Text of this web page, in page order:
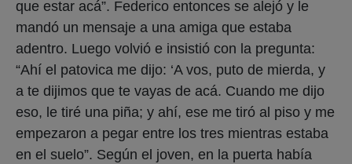
que estar acá”. Federico entonces se alejó y le
mandó un mensaje a una amiga que estaba
adentro. Luego volvió e insistió con la pregunta:
“Ahí el patovica me dijo: ‘A vos, puto de mierda, y
a te dijimos que te vayas de acá. Cuando me dijo
eso, le tiré una piña; y ahí, ese me tiró al piso y me
empezaron a pegar entre los tres mientras estaba
en el suelo”. Según el joven, en la puerta había